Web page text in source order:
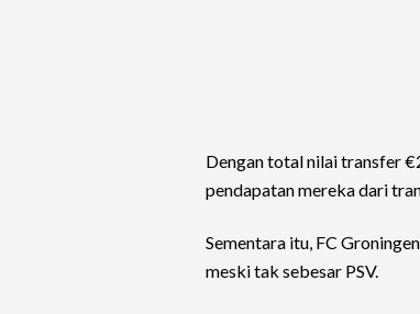
Dengan total nilai transfer
pendapatan mereka dari
Sementara itu, FC
meski tak sebesar PSV.